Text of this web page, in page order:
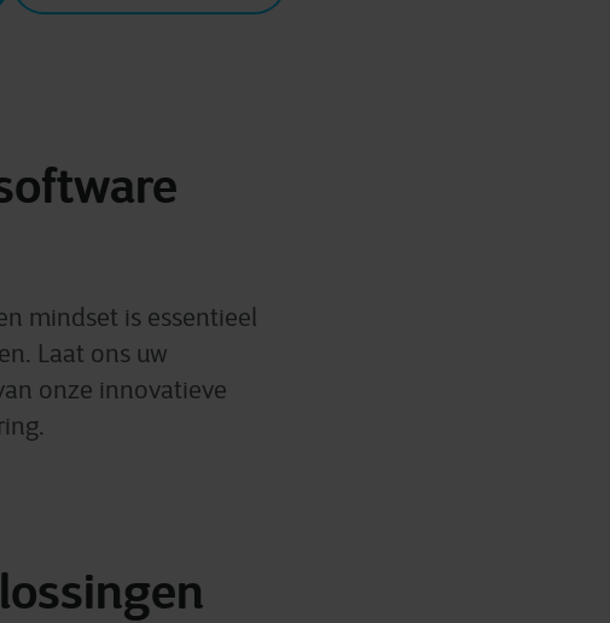
mindset is essentieel
Laat ons uw
onze innovatieve